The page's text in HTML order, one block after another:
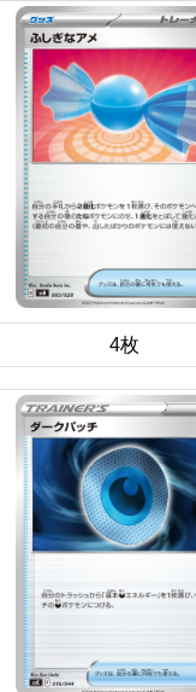
4枚